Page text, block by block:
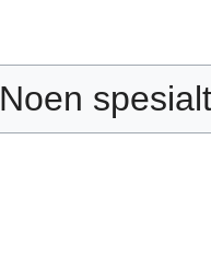
Noen